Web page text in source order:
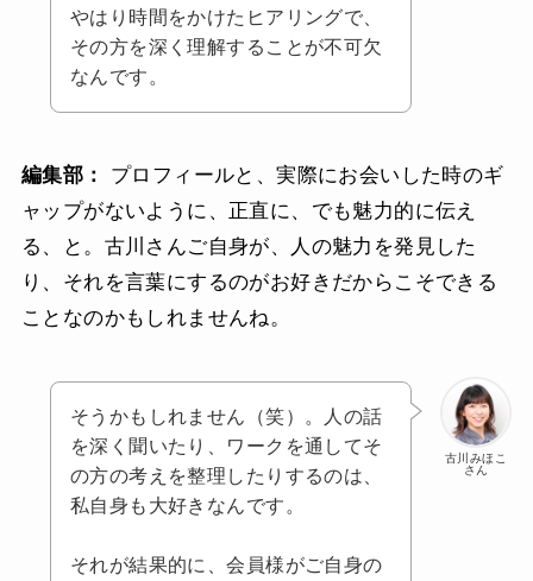
やはり時間をかけたヒアリングで、
その方を深く理解することが不可欠
なんです。
編集部：
プロフィールと、実際にお会いした時のギ
ャップがないように、正直に、でも魅力的に伝え
る、と。古川さんご自身が、人の魅力を発見した
り、それを言葉にするのがお好きだからこそできる
ことなのかもしれませんね。
古川みほこ
さん
そうかもしれません（笑）。人の話
を深く聞いたり、ワークを通してそ
の方の考えを整理したりするのは、
私自身も大好きなんです。
それが結果的に、会員様がご自身の